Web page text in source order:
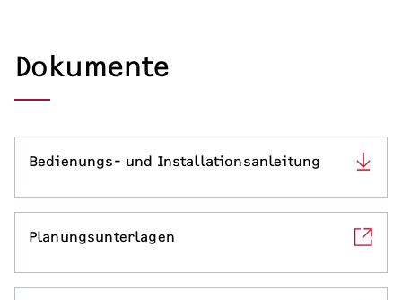
Dokumente
Bedienungs- und Installationsanleitung
Planungsunterlagen